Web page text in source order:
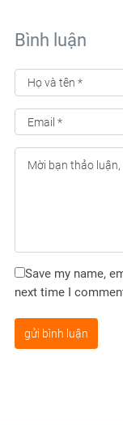
Bình luận
Save my name,
next time I